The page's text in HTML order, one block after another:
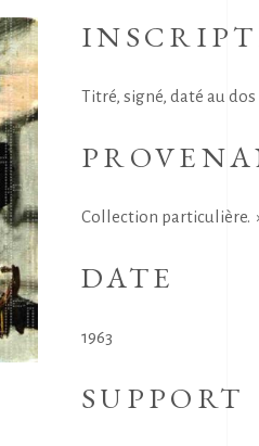
Titré, signé, daté au dos
Collection particulière.
DATE
1963
SUPPORT